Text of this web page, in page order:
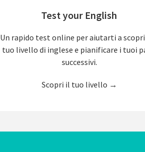
Test your English
Un rapido test online per aiutarti a
tuo livello di inglese e pianificare i tuoi
successivi.
Scopri il tuo livello →